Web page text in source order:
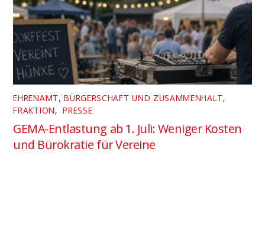
EHRENAMT, BÜRGERSCHAFT UND ZUSAMMENHALT,
FRAKTION, PRESSE
GEMA-Entlastung ab 1. Juli: Weniger Kosten
und Bürokratie für Vereine